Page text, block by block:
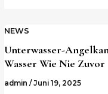
NEWS
Unterwasser-
Wasser Wie Nie Zuvor
admin /Juni 19, 2025